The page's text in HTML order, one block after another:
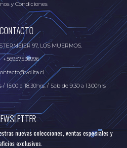
y Condiciones
CONTACTO
97, LOS MUERMOS.
+56957536996
15:00 a 18:30hrs. / Sab de 9:30 a 13:00hrs
nuevas colecciones, ventas especiales y
exclusivos.